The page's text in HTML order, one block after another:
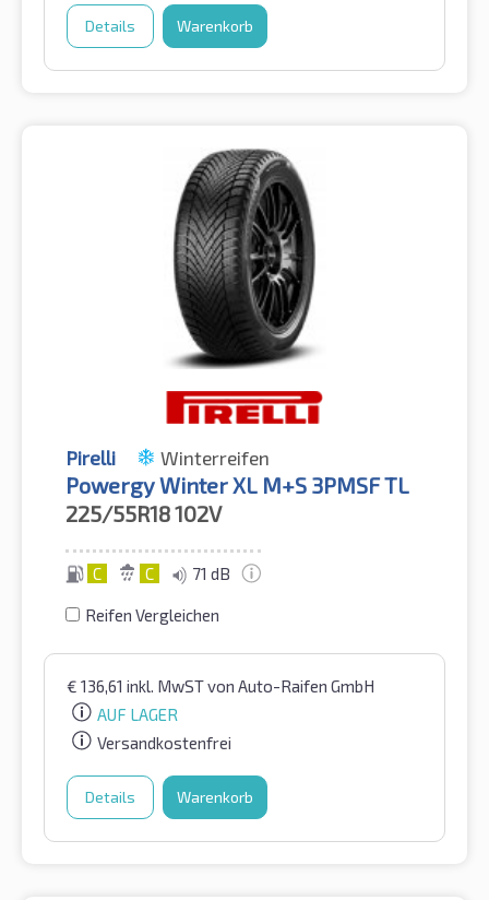
Details Warenkorb
Pirelli Winterreifen
Powergy Winter XL M+S 3PMSF TL
225/55R18102V
C C 71 dB
Reifen Vergleichen
€ 136,61 inkl. MwSTvon Auto-Raifen GmbH
AUF LAGER
Versandkostenfrei
Details Warenkorb